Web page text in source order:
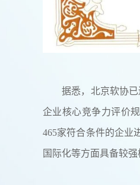
据悉，北京软协
企业核心竞争力评价
465家符合条件的企业
国际化等方面具备较强